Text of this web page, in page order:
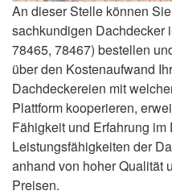
An dieser Stelle können
sachkundigen Dachdecker
78465, 78467) bestellen
über den Kostenaufwand
Dachdeckereien mit
Plattform kooperieren,
Fähigkeit und Erfahrung
Leistungsfähigkeiten der
anhand von hoher Qualität
Preisen.